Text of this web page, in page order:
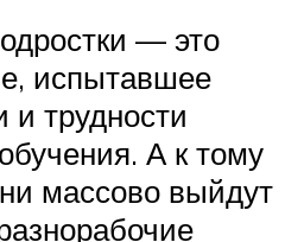
— это
испытавшее
и трудности
А к тому
массово выйдут